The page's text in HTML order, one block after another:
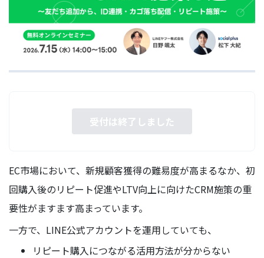
受付は終了しました
EC市場において、新規顧客獲得の難易度が高まるなか、初
回購入後のリピート促進やLTV向上に向けたCRM施策の重
要性がますます高まっています。
一方で、LINE公式アカウントを運用していても、
リピート購入につながる活用方法が分からない